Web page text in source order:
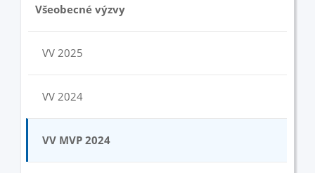
Všeobecné výzvy
VV 2025
VV 2024
VV MVP 2024